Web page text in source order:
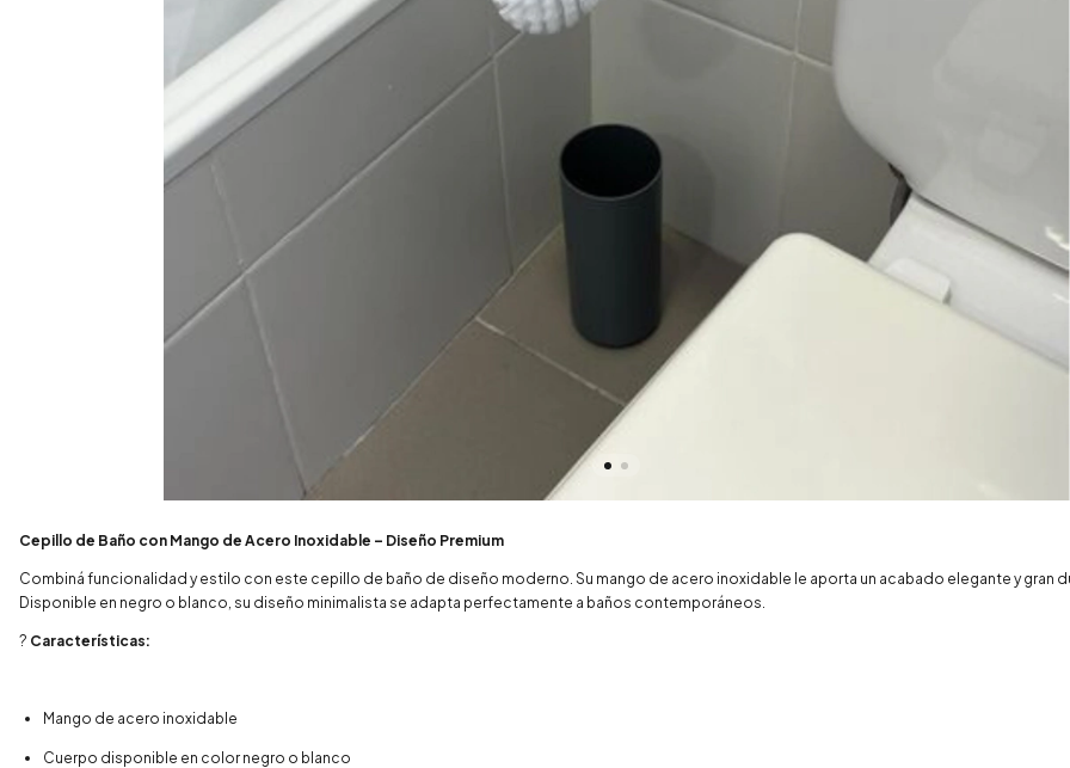
Cepillo de Baño con Mango de Acero Inoxidable – Diseño Premium
Combiná funcionalidad y estilo con este cepillo de baño de diseño moderno. Su mango de acero inoxidable le aporta un acabado elegante y gran
Disponible en negro o blanco, su diseño minimalista se adapta perfectamente a baños contemporáneos.
? Características:
Mango de acero inoxidable
Cuerpo disponible en color negro o blanco